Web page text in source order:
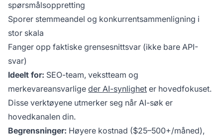
spørsmålsoppretting
Sporer stemmeandel og konkurrentsammenligning i
stor skala
Fanger opp faktiske grensesnittsvar (ikke bare API-
svar)
Ideelt for: SEO-team, vekstteam og
merkevareansvarlige der AI-synlighet er hovedfokuset.
Disse verktøyene utmerker seg når AI-søk er
hovedkanalen din.
Begrensninger: Høyere kostnad ($25–500+/måned),